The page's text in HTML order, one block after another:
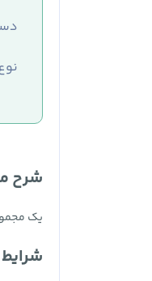
شرح
یک
شرایط